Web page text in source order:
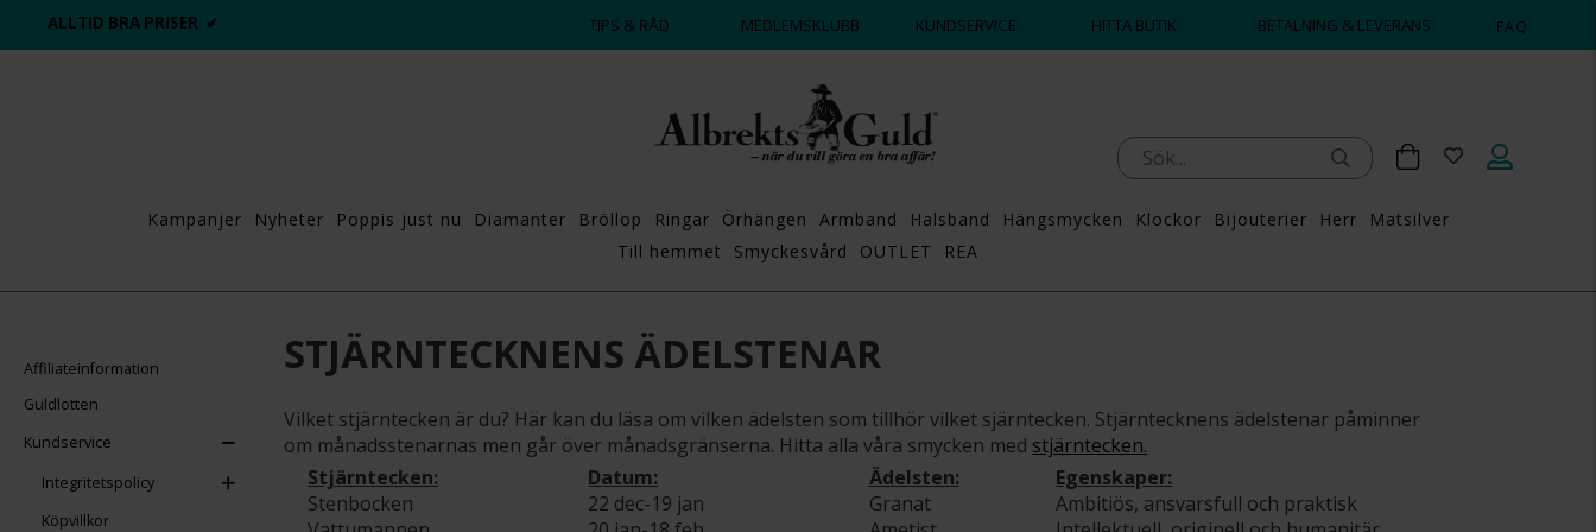
ALLTID BRA PRISER ✔ DAGS ATT POPPA?
TIPS & RÅD MEDLEMSKLUBB KUNDSERVICE HITTA BUTIK BETALNING & LEVERANS FAQ
Kampanjer Nyheter Poppis just nu Diamanter Bröllop Ringar Örhängen Armband Halsband Hängsmycken Klockor Bijouterier Herr
Matsilver
Till hemmet
Smyckesvård OUTLET REA
Affiliateinformation
Guldlotten
Kundservice
Integritetspolicy
Köpvillkor
STJÄRNTECKNENS ÄDELSTENAR
Vilket stjärntecken är du? Här kan du läsa om vilken ädelsten som tillhör vilket sjärntecken. Stjärntecknens ädelstenar påminner
om månadsstenarnas men går över månadsgränserna. Hitta alla våra smycken med stjärntecken.
Stjärntecken:
Datum: Ädelsten:
Egenskaper:
Stenbocken
22 dec-19 jan Granat
Ambitiös, ansvarsfull och praktisk